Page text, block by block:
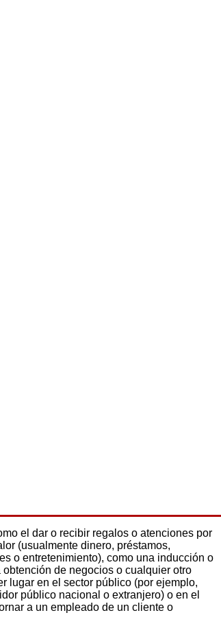
el dar o recibir regalos o atenciones por
(usualmente dinero, préstamos,
o entretenimiento), como una inducción o
de negocios o cualquier otro
lugar en el sector público (por ejemplo,
público nacional o extranjero) o en el
a un empleado de un cliente o